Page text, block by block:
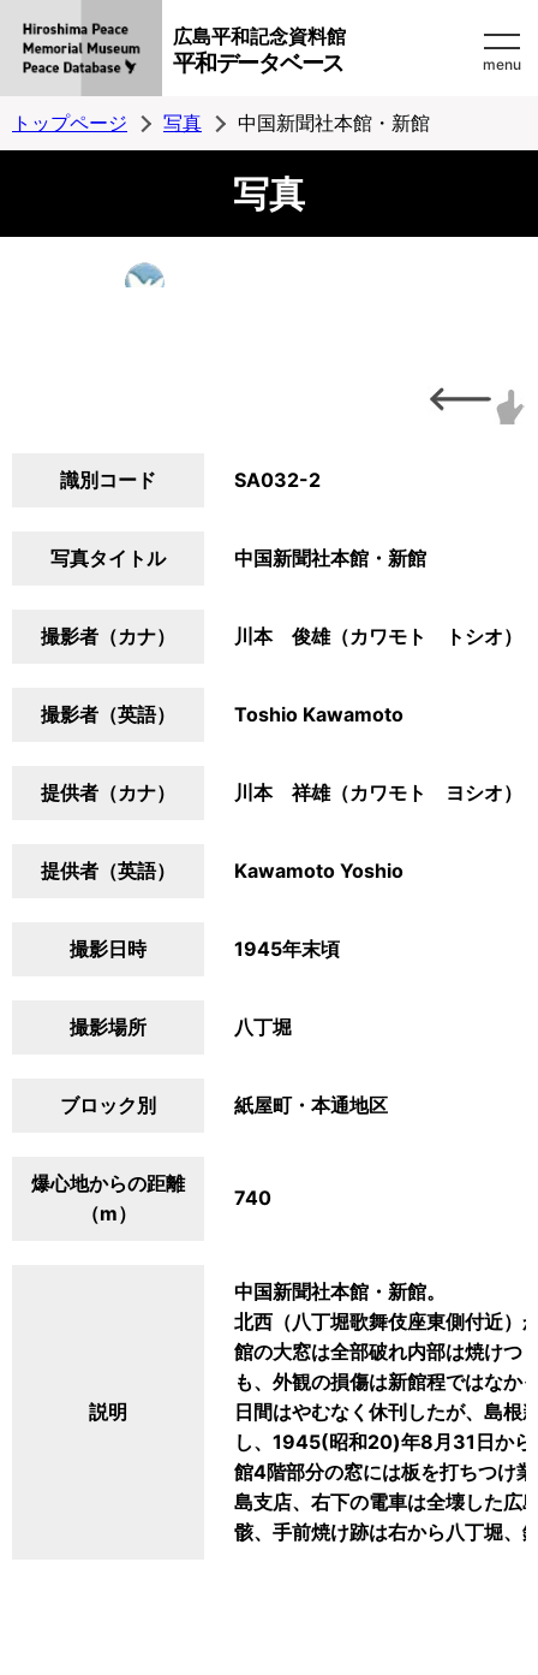
広島平和記念資料館
平和データベース menu
トップページ 写真 中国新聞社本館・新館
写真
識別コード SA032-2
写真タイトル 中国新聞社本館・新館
撮影者（カナ） 川本 俊雄（カワモト トシオ）
撮影者（英語） Toshio Kawamoto
提供者（カナ） 川本 祥雄（カワモト ヨシオ）
提供者（英語） Kawamoto Yoshio
撮影日時 1945年末頃
撮影場所 八丁堀
ブロック別 紙屋町・本通地区
爆心地からの距離
（m）
740
説明
中国新聞社本館・新館。
北西（八丁堀歌舞伎座東側付近）
館の大窓は全部破れ内部は焼けつ
も、外観の損傷は新館程ではなか
日間はやむなく休刊したが、島根
し、1945(昭和20)年8月31日から
館4階部分の窓には板を打ちつけ
島支店、右下の電車は全壊した
骸、手前焼け跡は右から八丁堀、